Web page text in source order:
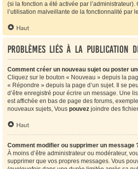
(si la fonction a été activée par
l’utilisation malveillante de la fonctionnalité par
Haut
Problèmes liés à la publication
Comment créer un nouveau sujet ou poster
Cliquez sur le bouton « Nouveau » depuis la
« Répondre » depuis la page d’un sujet. Il se
d’être enregistré pour écrire un message. Une
est affichée en bas de page des forums,
nouveaux sujets, Vous pouvez joindre des
Haut
Comment modifier ou supprimer un message
À moins d’être administrateur ou modérateur,
supprimer que vos propres messages. Vous